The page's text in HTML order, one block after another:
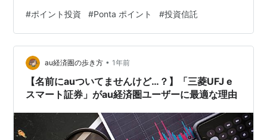
投資なのだ。 ちまちまFXに、ちまちまポイント投資。 ど
れだけ、お金に執着しているんだ！ 1月20日頃に、1011
ポイントを投資した。 スマホを見ると、その後、122ポ
イント貯まっていた。 まずは。状況確認だ。 1011ポイン
トがいくらになっているのか？ なんと！1011円が、96…
#ポイント投資 #Ponta ポイント #投資信託
au経済圏の歩き方 • 1年前
【名前にauついてませんけど…？】「三菱UFJ e
スマート証券」がau経済圏ユーザーに最適な理由